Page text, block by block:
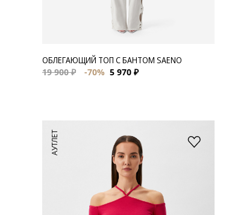
ОБЛЕГАЮЩИЙ ТОП С БАНТОМ SAENO
19 900 ₽
-70% 5 970 ₽
АУТЛЕТ